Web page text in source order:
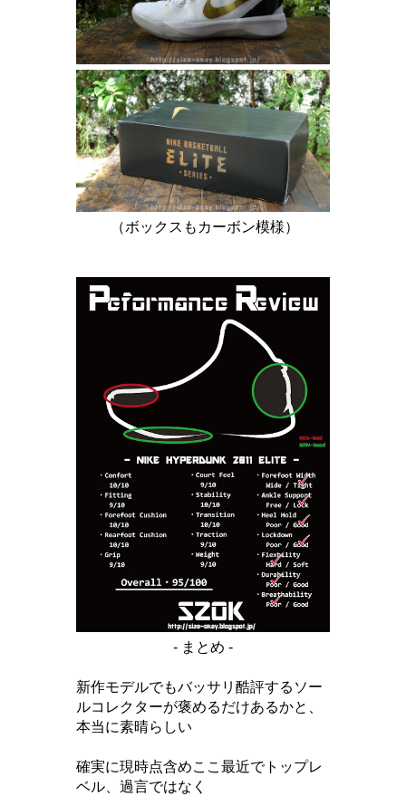
（ボックスもカーボン模様）
- まとめ -
新作モデルでもバッサリ酷評するソー
ルコレクターが褒めるだけあるかと、
本当に素晴らしい
確実に現時点含めここ最近でトップレ
ベル、過言ではなく